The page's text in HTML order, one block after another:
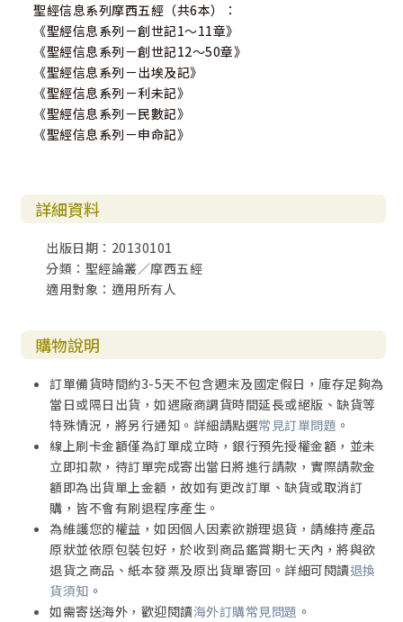
聖經信息系列摩西五經（共6本）：
《聖經信息系列－創世記1～11章》
《聖經信息系列－創世記12～50章》
《聖經信息系列－出埃及記》
《聖經信息系列－利未記》
《聖經信息系列－民數記》
《聖經信息系列－申命記》
詳細資料
出版日期：20130101
分類：聖經論叢／摩西五經
適用對象：適用所有人
購物說明
訂單備貨時間約3-5天不包含週末及國定假日，庫存足夠為
當日或隔日出貨，如遇廠商調貨時間延長或絕版、缺貨等
特殊情況，將另行通知。詳細請點選常見訂單問題 。
線上刷卡金額僅為訂單成立時，銀行預先授權金額，並未
立即扣款，待訂單完成寄出當日將進行請款，實際請款金
額即為出貨單上金額，故如有更改訂單、缺貨或取消訂
購，皆不會有刷退程序產生。
為維護您的權益，如因個人因素欲辦理退貨，請維持產品
原狀並依原包裝包好，於收到商品鑑賞期七天內，將與欲
退貨之商品、紙本發票及原出貨單寄回。詳細可閱讀退換
貨須知 。
如需寄送海外，歡迎閱讀海外訂購常見問題 。